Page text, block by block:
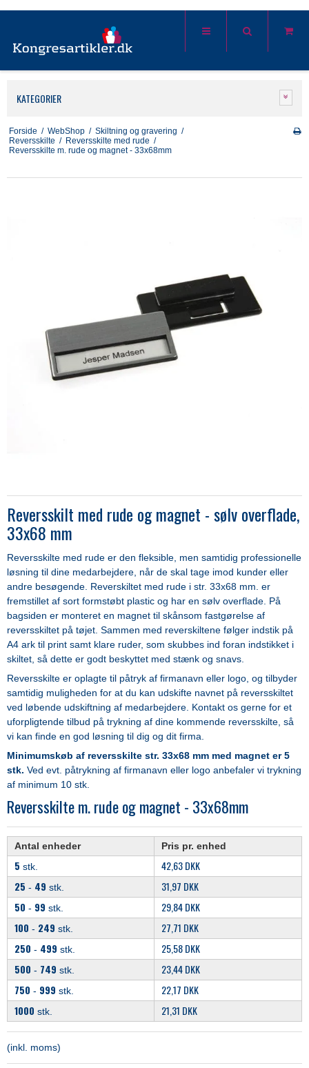
KATEGORIER
Forside / WebShop / Skiltning og gravering /
Reversskilte / Reversskilte med rude /
Reversskilte m. rude og magnet - 33x68mm
Reversskilt med rude og magnet - sølv overflade,
33x68 mm
Reversskilte med rude er den fleksible, men samtidig professionelle
løsning til dine medarbejdere, når de skal tage imod kunder eller
andre besøgende. Reverskiltet med rude i str. 33x68 mm. er
fremstillet af sort formstøbt plastic og har en sølv overflade. På
bagsiden er monteret en magnet til skånsom fastgørelse af
reversskiltet på tøjet. Sammen med reverskiltene følger indstik på
A4 ark til print samt klare ruder, som skubbes ind foran indstikket i
skiltet, så dette er godt beskyttet med stænk og snavs.
Reversskilte er oplagte til påtryk af firmanavn eller logo, og tilbyder
samtidig muligheden for at du kan udskifte navnet på reversskiltet
ved løbende udskiftning af medarbejdere. Kontakt os gerne for et
uforpligtende tilbud på trykning af dine kommende reversskilte, så
vi kan finde en god løsning til dig og dit firma.
Minimumskøb af reversskilte str. 33x68 mm med magnet er 5
stk. Ved evt. påtrykning af firmanavn eller logo anbefaler vi trykning
af minimum 10 stk.
Reversskilte m. rude og magnet - 33x68mm
Antal enheder Pris pr. enhed
5 stk.
42,63 DKK
25 - 49 stk.
31,97 DKK
50 - 99 stk.
29,84 DKK
100 - 249 stk.
27,71 DKK
250 - 499 stk.
25,58 DKK
500 - 749 stk.
23,44 DKK
750 - 999 stk.
22,17 DKK
1000 stk. 21,31 DKK
(inkl. moms)